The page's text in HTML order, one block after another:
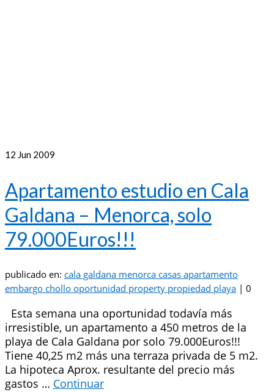
12 Jun 2009
Apartamento estudio en Cala
Galdana – Menorca, solo
79.000Euros!!!
publicado en: cala galdana menorca casas apartamento
embargo chollo oportunidad property propiedad playa | 0
Esta semana una oportunidad todavía más
irresistible, un apartamento a 450 metros de la
playa de Cala Galdana por solo 79.000Euros!!!
Tiene 40,25 m2 más una terraza privada de 5 m2.
La hipoteca Aprox. resultante del precio más
gastos … Continuar